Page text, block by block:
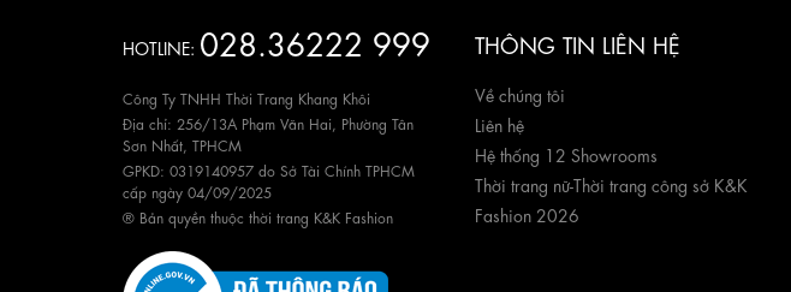
HOTLINE: 028.36222 999
Công Ty TNHH Thời Trang Khang Khôi
Địa chỉ: 256/13A Phạm Văn Hai, Phường Tân
Sơn Nhất, TPHCM
GPKD: 0319140957 do Sở Tài Chính TPHCM
cấp ngày 04/09/2025
® Bản quyền thuộc thời trang K&K Fashion
THÔNG TIN LIÊN HỆ
Về chúng tôi
Liên hệ
Hệ thống 12 Showrooms
Thời trang nữ-Thời trang công sở K&K
Fashion 2026